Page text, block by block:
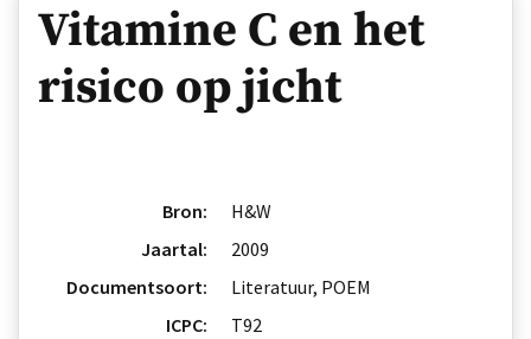
Vitamine C en het
risico op jicht
Bron:
H&W
Jaartal:
2009
Documentsoort:
Literatuur, POEM
ICPC:
T92